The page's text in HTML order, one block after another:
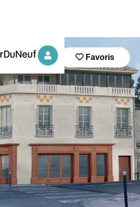
Favoris